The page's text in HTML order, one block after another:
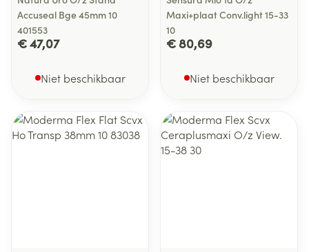
Accuseal Bge 45mm 10
401553
€ 47,07
Niet beschikbaar
Maxi+plaat Conv.light 15-33
10
€ 80,69
Niet beschikbaar